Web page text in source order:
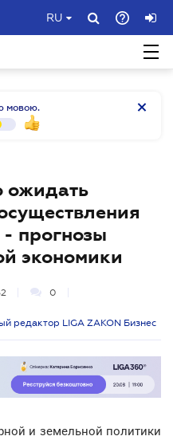
RU
мовою.
ожидать
прогнозы
экономики
0
редактор LIGA ZAKON Бизнес
и земельной политики